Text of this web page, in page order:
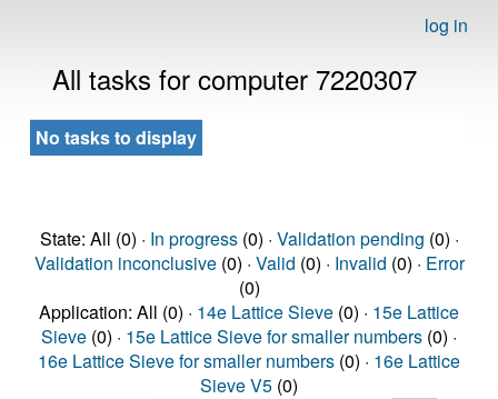
log in
All tasks for computer 7220307
No tasks to display
State: All (0) · In progress(0) · Validation pending (0) ·
Validation inconclusive(0) · Valid (0) · Invalid (0) · Error
(0)
Application: All (0) · 14e Lattice Sieve (0) · 15e Lattice
Sieve (0) · 15e Lattice Sieve for smaller numbers (0) ·
16e Lattice Sieve for smaller numbers (0) · 16e Lattice
Sieve V5 (0)